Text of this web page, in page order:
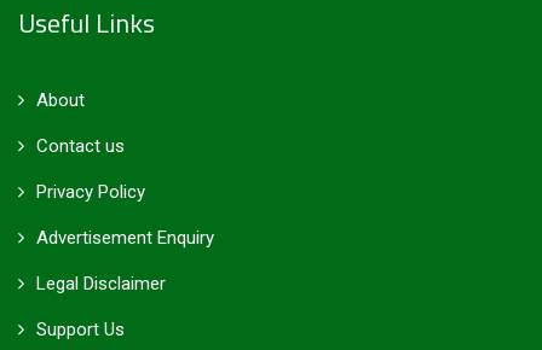
Useful Links
About
Contact us
Privacy Policy
Advertisement Enquiry
Legal Disclaimer
Support Us